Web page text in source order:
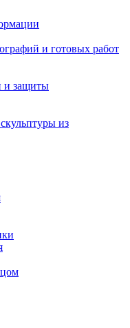
и готовых работ
и защиты
из